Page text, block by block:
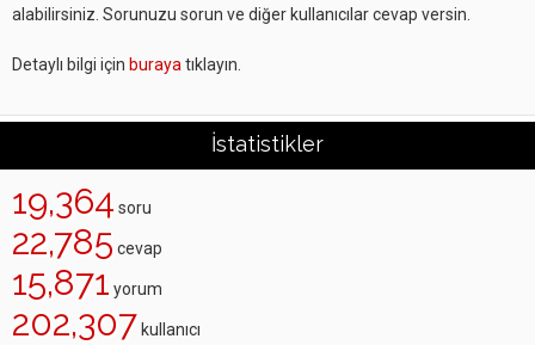
alabilirsiniz. Sorunuzu sorun ve diğer kullanıcılar cevap versin.
Detaylı bilgi için buraya tıklayın.
İstatistikler
19,364 soru
22,785 cevap
15,871 yorum
202,307 kullanıcı